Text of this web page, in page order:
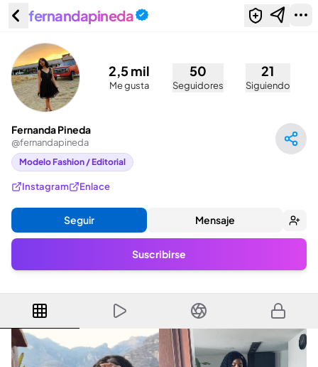
Fernanda Pineda (@fernandapineda)
fernandapineda
2,5 mil
Me gusta
50
Seguidores
21
Siguiendo
Fernanda Pineda
@fernandapineda
Modelo Fashion / Editorial
Instagram Enlace
Seguir Mensaje
Suscribirse